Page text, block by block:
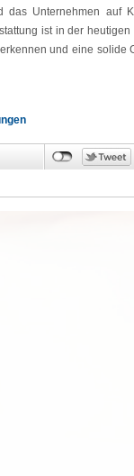
das Unternehmen auf
ist in der
und eine solide